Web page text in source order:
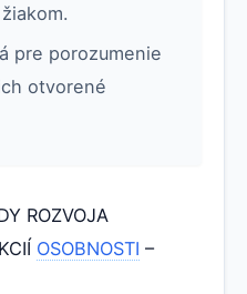
pre porozumenie
otvorené
ROZVOJA
OSOBNOSTI –